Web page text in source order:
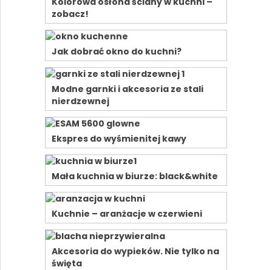
zobacz!
Jak dobrać okno do kuchni?
Modne garnki i akcesoria ze stali
nierdzewnej
Ekspres do wyśmienitej kawy
Mała kuchnia w biurze: black&white
Kuchnie – aranżacje w czerwieni
Akcesoria do wypieków. Nie tylko na
święta